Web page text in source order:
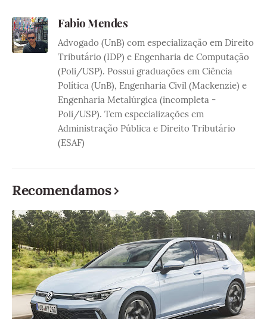
Fabio Mendes
Advogado (UnB) com especialização em Direito
Tributário (IDP) e Engenharia de Computação
(Poli/USP). Possui graduações em Ciência
Política (UnB), Engenharia Civil (Mackenzie) e
Engenharia Metalúrgica (incompleta -
Poli/USP). Tem especializações em
Administração Pública e Direito Tributário
(ESAF)
Recomendamos